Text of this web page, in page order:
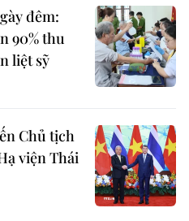
đêm:
90% thu
liệt sỹ
Chủ tịch
viện Thái